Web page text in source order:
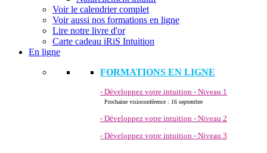
Voir le calendrier complet
Voir aussi nos formations en ligne
Lire notre livre d'or
Carte cadeau iRiS Intuition
En ligne
FORMATIONS EN LIGNE
- Développez votre intuition - Niveau 1
Prochaine visioconférence : 16 septembre
- Développez votre intuition - Niveau 2
- Développez votre intuition - Niveau 3